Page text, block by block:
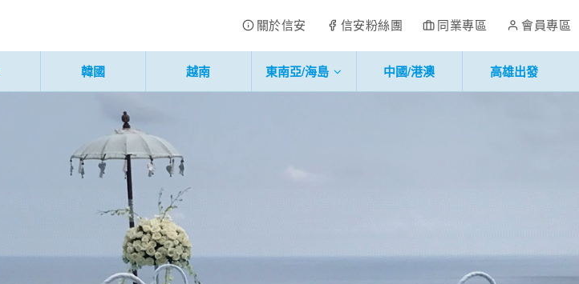
關於信安 信安粉絲團 同業專區 會員專區
韓國 越南 東南亞/海島 中國/港澳 高雄出發